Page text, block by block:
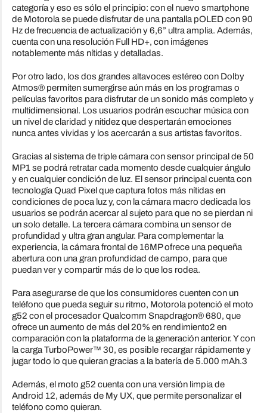
categoría y eso es sólo el principio: con el nuevo smartphone
de Motorola se puede disfrutar de una pantalla pOLED con 90
Hz de frecuencia de actualización y 6,6” ultra amplia. Además,
cuenta con una resolución Full HD+, con imágenes
notablemente más nítidas y detalladas.
Por otro lado, los dos grandes altavoces estéreo con Dolby
Atmos® permiten sumergirse aún más en los programas o
películas favoritos para disfrutar de un sonido más completo y
multidimensional. Los usuarios podrán escuchar música con
un nivel de claridad y nitidez que despertarán emociones
nunca antes vividas y los acercarán a sus artistas favoritos.
Gracias al sistema de triple cámara con sensor principal de 50
MP1 se podrá retratar cada momento desde cualquier ángulo
y en cualquier condición de luz. El sensor principal cuenta con
tecnología Quad Pixel que captura fotos más nítidas en
condiciones de poca luz y, con la cámara macro dedicada los
usuarios se podrán acercar al sujeto para que no se pierdan ni
un solo detalle. La tercera cámara combina un sensor de
profundidad y ultra gran angular. Para complementar la
experiencia, la cámara frontal de 16MP ofrece una pequeña
abertura con una gran profundidad de campo, para que
puedan ver y compartir más de lo que los rodea.
Para asegurarse de que los consumidores cuenten con un
teléfono que pueda seguir su ritmo, Motorola potenció el moto
g52 con el procesador Qualcomm Snapdragon® 680, que
ofrece un aumento de más del 20% en rendimiento2 en
comparación con la plataforma de la generación anterior. Y con
la carga TurboPower™ 30, es posible recargar rápidamente y
jugar todo lo que quieran gracias a la batería de 5.000 mAh.3
Además, el moto g52 cuenta con una versión limpia de
Android 12, además de My UX, que permite personalizar el
teléfono como quieran.